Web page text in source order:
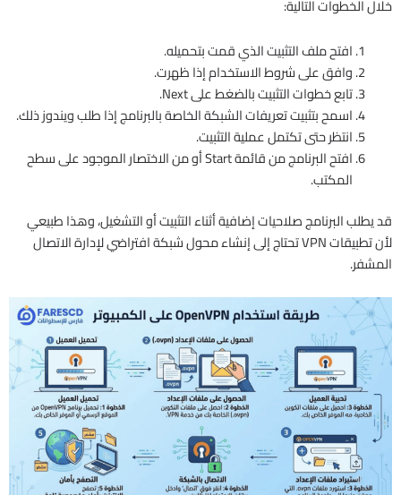
خلال الخطوات التالية:
افتح ملف التثبيت الذي قمت بتحميله.
وافق على شروط الاستخدام إذا ظهرت.
تابع خطوات التثبيت بالضغط على Next.
اسمح بتثبيت تعريفات الشبكة الخاصة بالبرنامج إذا طلب ويندوز ذلك.
انتظر حتى تكتمل عملية التثبيت.
افتح البرنامج من قائمة Start أو من الاختصار الموجود على سطح
المكتب.
قد يطلب البرنامج صلاحيات إضافية أثناء التثبيت أو التشغيل، وهذا طبيعي
لأن تطبيقات VPN تحتاج إلى إنشاء محول شبكة افتراضي لإدارة الاتصال
المشفر.